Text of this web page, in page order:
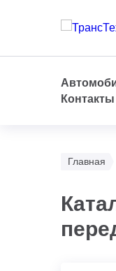
Контакты
Главная